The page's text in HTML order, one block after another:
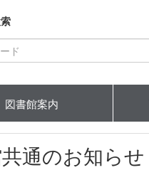
図書館案内
通のお知らせ